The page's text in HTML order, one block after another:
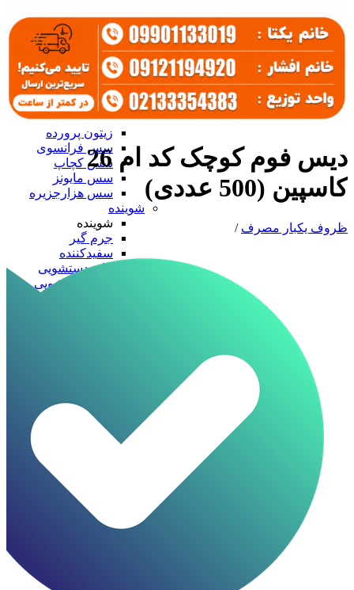
آب نارنج
آبلیمو
سرکه
سس، رب و زیتون
سس، رب و زیتون
رب گوجه
زیتون
زیتون پرورده
سس فرانسوی
سس کچاپ
سس مایونز
سس هزارجزیره
شوینده
شوینده
جرم گیر
سفیدکننده
مایع دستشویی
مایع ظرفشویی
فویل آلومینیومی
ظروف یکبار مصرف
ظروف یکبار مصرف
ظرف پلاستیکی
قاشق، چنگال، کارد
دیس فوم کوچک کد ام 26
کاسپین (500 عددی)
ظروف یکبار مصرف /